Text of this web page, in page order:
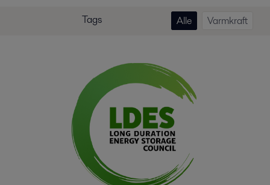
Tags Alle Varmkraft